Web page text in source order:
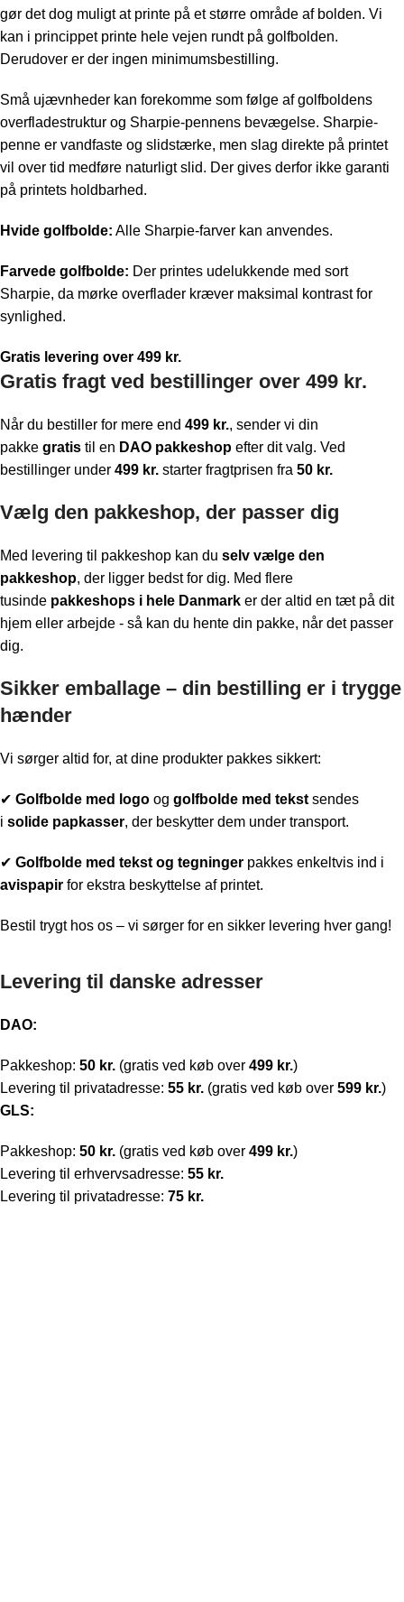
gør det dog muligt at printe på et større område af bolden. Vi
kan i princippet printe hele vejen rundt på golfbolden.
Derudover er der ingen minimumsbestilling.
Små ujævnheder kan forekomme som følge af golfboldens
overfladestruktur og Sharpie-pennens bevægelse. Sharpie-
penne er vandfaste og slidstærke, men slag direkte på printet
vil over tid medføre naturligt slid. Der gives derfor ikke garanti
på printets holdbarhed.
Hvide golfbolde: Alle Sharpie-farver kan anvendes.
Farvede golfbolde: Der printes udelukkende med sort
Sharpie, da mørke overflader kræver maksimal kontrast for
synlighed.
Gratis levering over 499 kr.
Gratis fragt ved bestillinger over 499 kr.
Når du bestiller for mere end 499 kr., sender vi din
pakke gratis til en DAO pakkeshop efter dit valg. Ved
bestillinger under 499 kr. starter fragtprisen fra 50 kr.
Vælg den pakkeshop, der passer dig
Med levering til pakkeshop kan du selv vælge den
pakkeshop, der ligger bedst for dig. Med flere
tusinde pakkeshops i hele Danmark er der altid en tæt på dit
hjem eller arbejde - så kan du hente din pakke, når det passer
dig.
Sikker emballage – din bestilling er i trygge
hænder
Vi sørger altid for, at dine produkter pakkes sikkert:
✔ Golfbolde med logo og golfbolde med tekst sendes
i solide papkasser, der beskytter dem under transport.
✔ Golfbolde med tekst og tegninger pakkes enkeltvis ind i
avispapir for ekstra beskyttelse af printet.
Bestil trygt hos os – vi sørger for en sikker levering hver gang!
Levering til danske adresser
DAO:
Pakkeshop: 50 kr. (gratis ved køb over 499 kr.)
Levering til privatadresse: 55 kr. (gratis ved køb over 599 kr.)
GLS:
Pakkeshop: 50 kr. (gratis ved køb over 499 kr.)
Levering til erhvervsadresse: 55 kr.
Levering til privatadresse: 75 kr.